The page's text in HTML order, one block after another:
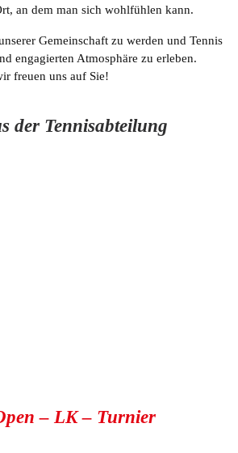
an dem man sich wohlfühlen kann.
Gemeinschaft zu werden und Tennis
engagierten Atmosphäre zu erleben.
freuen uns auf Sie!
der Tennisabteilung
– LK – Turnier